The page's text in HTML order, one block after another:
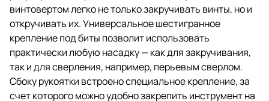
винтовертом легко не только закручивать винты, но и
откручивать их. Универсальное шестигранное
крепление под биты позволит использовать
практически любую насадку — как для закручивания,
так и для сверления, например, перьевым сверлом.
Сбоку рукоятки встроено специальное крепление, за
счет которого можно удобно закрепить инструмент на